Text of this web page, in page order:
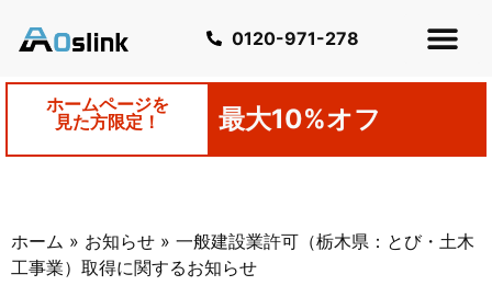
0120-971-278
ホームページを
見た方限定！
最大10%オフ
ホーム » お知らせ » 一般建設業許可（栃木県：とび・土木
工事業）取得に関するお知らせ